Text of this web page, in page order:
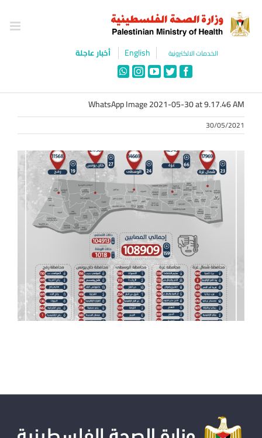
content
الخدمات الالكترونية English أخبار عاجلة
Facebook
Twitter
YouTube
Instagram
WhatsApp
WhatsApp Image 2021-05-30 at 9.17.46 AM
30/05/2021